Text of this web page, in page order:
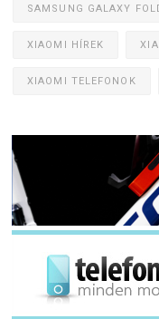
SAMSUNG GALAXY
XIAOMI HÍREK
XIAOMI TELEFONOK